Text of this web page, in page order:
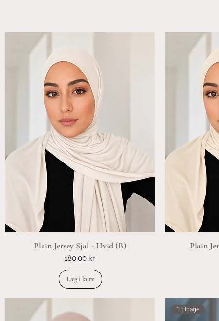
Plain Jersey Sjal - Hvid (B)
Pris
180,00 kr.
Læg i kurv
Plain
1 tilbage